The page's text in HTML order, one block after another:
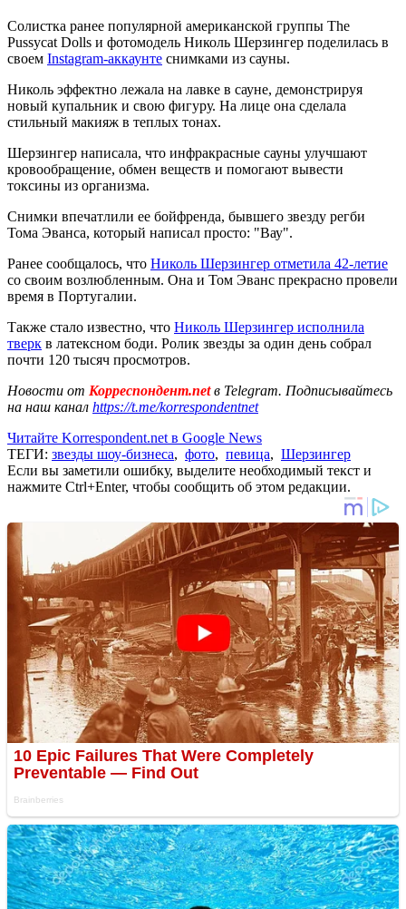
Солистка ранее популярной американской группы The
Pussycat Dolls и фотомодель Николь Шерзингер поделилась в
своем Instagram-аккаунте снимками из сауны.
Николь эффектно лежала на лавке в сауне, демонстрируя
новый купальник и свою фигуру. На лице она сделала
стильный макияж в теплых тонах.
Шерзингер написала, что инфракрасные сауны улучшают
кровообращение, обмен веществ и помогают вывести
токсины из организма.
Снимки впечатлили ее бойфренда, бывшего звезду регби
Тома Эванса, который написал просто: "Вау".
Ранее сообщалось, что Николь Шерзингер отметила 42-летие
со своим возлюбленным. Она и Том Эванс прекрасно провели
время в Португалии.
Также стало известно, что Николь Шерзингер исполнила
тверк в латексном боди. Ролик звезды за один день собрал
почти 120 тысяч просмотров.
Новости от Корреспондент.netв Telegram. Подписывайтесь
на наш канал https://t.me/korrespondentnet
Читайте Korrespondent.net в Google News
ТЕГИ: звезды шоу-бизнеса, фото, певица, Шерзингер
Если вы заметили ошибку, выделите необходимый текст и
нажмите Ctrl+Enter, чтобы сообщить об этом редакции.